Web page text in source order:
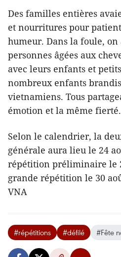
Des familles entières
et nourritures pour
humeur. Dans la foule, on
personnes âgées aux
avec leurs enfants et
nombreux enfants
vietnamiens. Tous
émotion et la même fierté.
Selon le calendrier, la
générale aura lieu le 24
répétition préliminaire le
grande répétition le 30
VNA
#répétitions #défilé #Fête